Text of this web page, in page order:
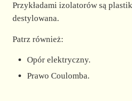
Przykładami izolatorów są
destylowana.
Patrz również:
Opór elektryczny.
Prawo Coulomba.